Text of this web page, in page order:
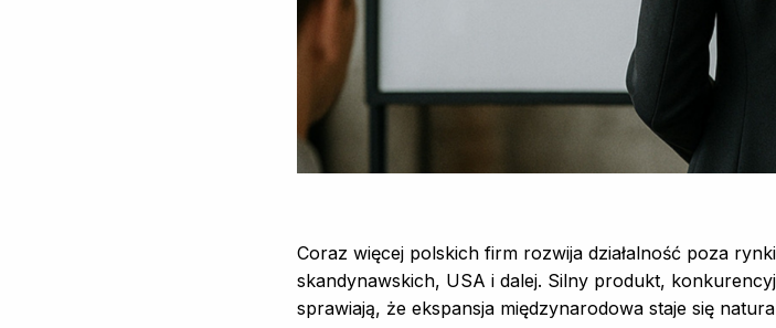
Coraz więcej polskich firm rozwija działalność poza
skandynawskich, USA i dalej. Silny produkt,
sprawiają, że ekspansja międzynarodowa staje się